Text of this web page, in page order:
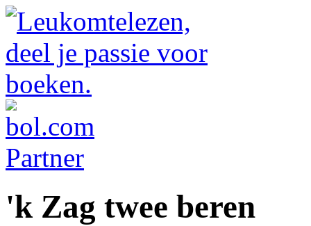
'k Zag twee beren